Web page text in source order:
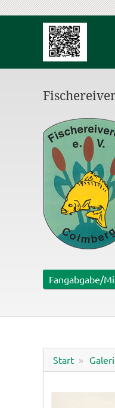
Fangabgabe/
mit ca. 0,6 ha
Start